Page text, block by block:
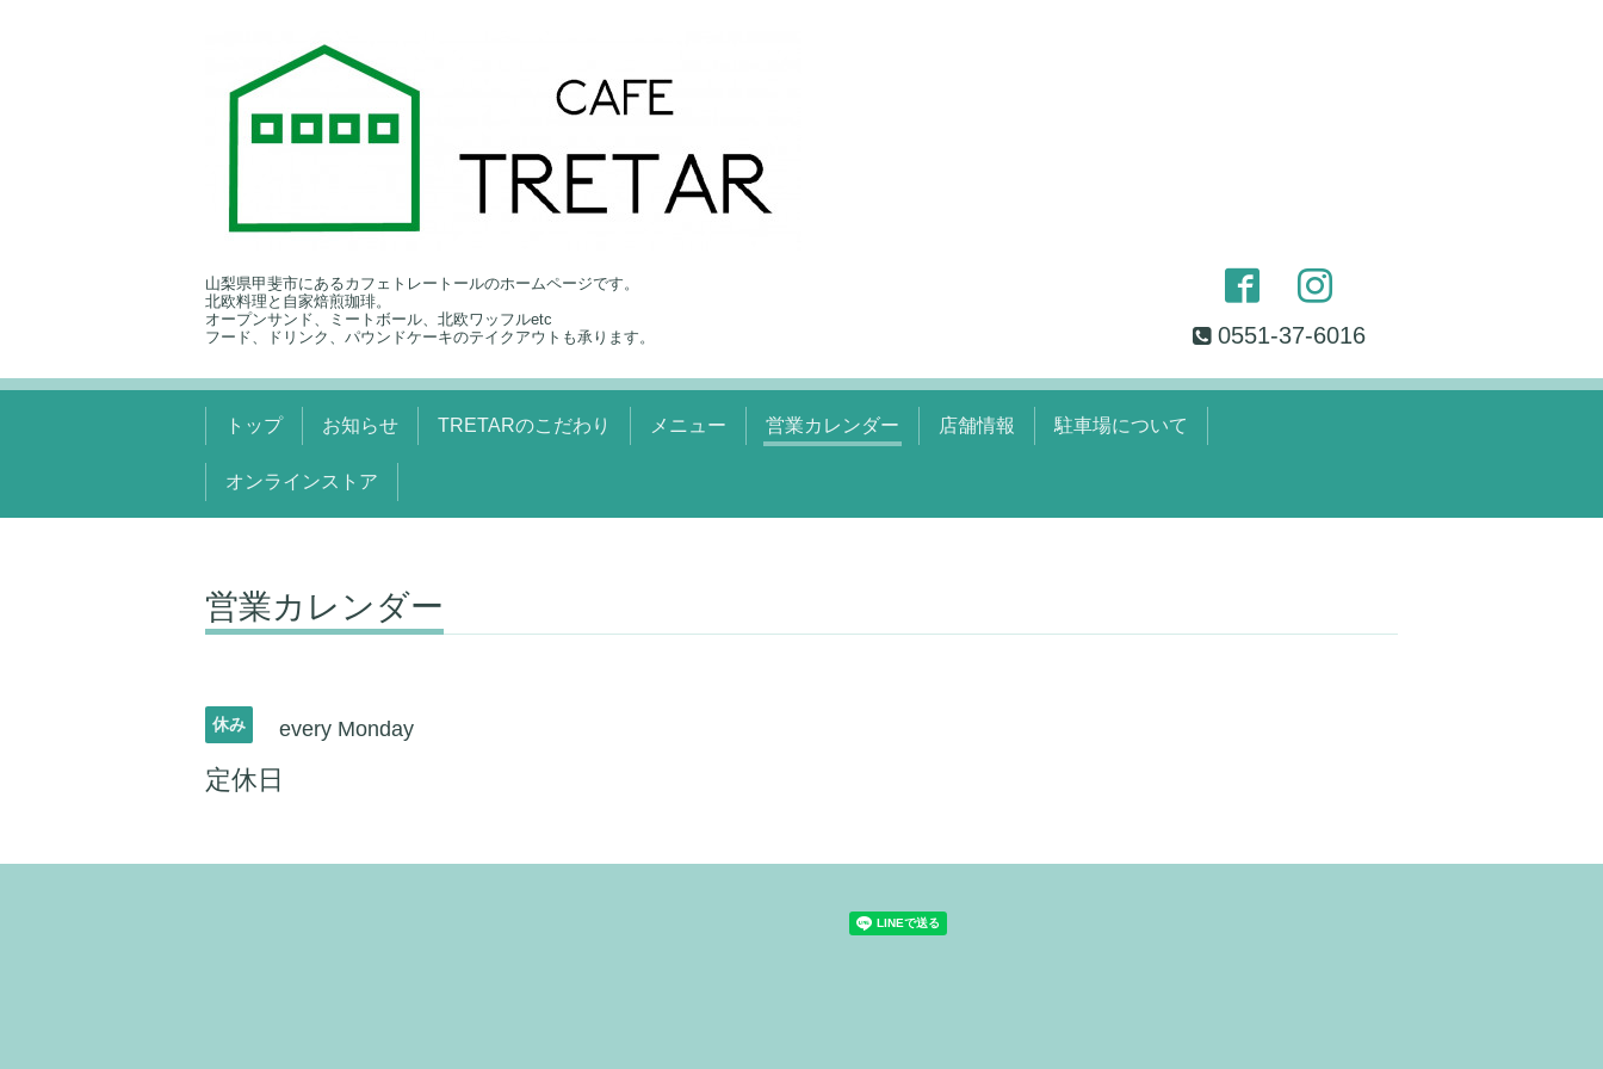
山梨県甲斐市にあるカフェトレートールのホームページです。
北欧料理と自家焙煎珈琲。
オープンサンド、ミートボール、北欧ワッフルetc
フード、ドリンク、パウンドケーキのテイクアウトも承ります。
0551-37-6016
トップ お知らせ TRETARのこだわり メニュー 営業カレンダー 店舗情報 駐車場について
オンラインストア
営業カレンダー
休み every Monday
定休日